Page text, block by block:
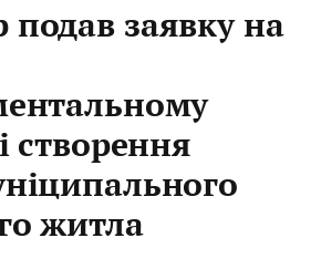
заявку на
створення
житла